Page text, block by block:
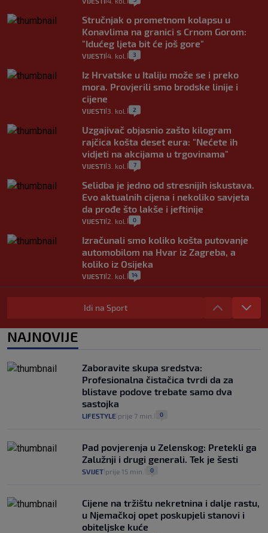
Stručnjak o prometnom kolapsu u
Konavlima na granici s Crnom Gorom:
"Idućeg ljeta bit će još gore"
VIJESTI 4. kol. 3
Iz Hrvatske u Italiju može se i preko
mora. Provjerili smo brodske linije i
cijene
VIJESTI 3. kol. 2
Uzgajivač objasnio zašto kilogram
rajčica košta deset eura: "Nećete ih
vidjeti na akcijama u trgovinama"
VIJESTI 3. kol. 7
Selidba je jedno od stresnijih iskustava.
Evo aktualnih cijena i nekoliko savjeta
da prođe što lakše i jeftinije
VIJESTI 2. kol. 0
Izračunali smo koliko košta putovanje
automobilom na Hvar iz Zagreba, a
koliko iz Osijeka
VIJESTI 2. kol. 14
"Kći je otišla na more, a zaboravila
zdravstvenu iskaznicu". Kakva su prava
pacijenata izvan mjesta prebivališta?
1
Plenković na 15 dana ukine mjere: "Ne bi
se dogodilo ništa. Vlada se zaljubila u te
intervencije"
30. srp. 25
Idi na Sport
NAJNOVIJE
Zaboravite skupa sredstva:
Profesionalna čistačica tvrdi da za
blistave podove trebate samo dva
sastojka
LIFESTYLE prije 7 min. 0
Pad povjerenja u Zelenskog: Pretekli ga
Zalužnji i drugi generali. Tek je šesti
SVIJET prije 15 min. 0
Cijene na tržištu nekretnina i dalje rastu,
u Njemačkoj opet poskupjeli stanovi i
obiteljske kuće